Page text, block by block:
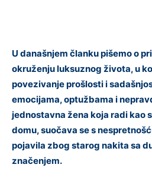
U današnjem članku pišemo o
okruženju luksuznog života, u
povezivanje prošlosti i
emocijama, optužbama i
jednostavna žena koja radi kao
domu, suočava se s
pojavila zbog starog nakita sa
značenjem.